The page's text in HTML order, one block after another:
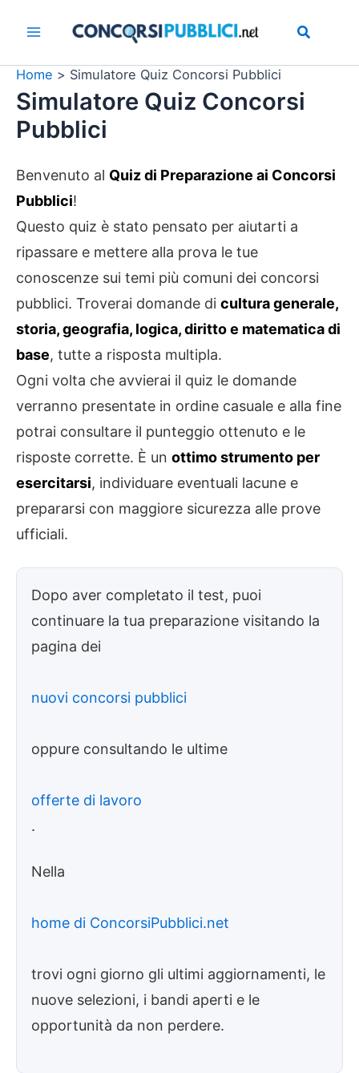
Home
Simulatore Quiz Concorsi Pubblici
Simulatore Quiz Concorsi
Pubblici
Benvenuto al Quiz di Preparazione ai Concorsi
Pubblici!
Questo quiz è stato pensato per aiutarti a
ripassare e mettere alla prova le tue
conoscenze sui temi più comuni dei concorsi
pubblici. Troverai domande di cultura generale,
storia, geografia, logica, diritto e matematica di
base, tutte a risposta multipla.
Ogni volta che avvierai il quiz le domande
verranno presentate in ordine casuale e alla fine
potrai consultare il punteggio ottenuto e le
risposte corrette. È un ottimo strumento per
esercitarsi, individuare eventuali lacune e
prepararsi con maggiore sicurezza alle prove
ufficiali.
Dopo aver completato il test, puoi
continuare la tua preparazione visitando la
pagina dei
nuovi concorsi pubblici
oppure consultando le ultime
offerte di lavoro
.
Nella
home di ConcorsiPubblici.net
trovi ogni giorno gli ultimi aggiornamenti, le
nuove selezioni, i bandi aperti e le
opportunità da non perdere.